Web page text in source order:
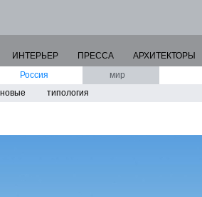
ИНТЕРЬЕР ПРЕССА АРХИТЕКТОРЫ
Россия
новые
типология
мир